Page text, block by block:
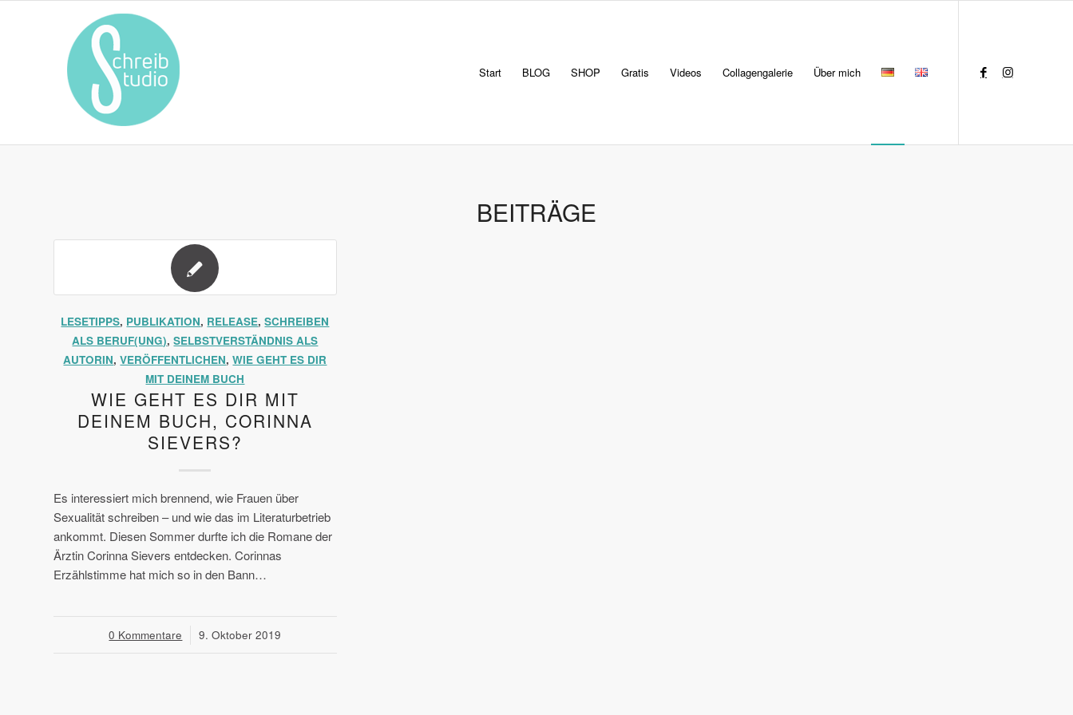
Start BLOG SHOP Gratis Videos Collagengalerie Über mich
BEITRÄGE
LESETIPPS, PUBLIKATION, RELEASE,SCHREIBEN
ALS BERUF(UNG),SELBSTVERSTÄNDNIS ALS
AUTORIN,VERÖFFENTLICHEN,WIE GEHT ES DIR
MIT DEINEM BUCH
WIE GEHT ES DIR MIT
DEINEM BUCH, CORINNA
SIEVERS?
Es interessiert mich brennend, wie Frauen über
Sexualität schreiben – und wie das im Literaturbetrieb
ankommt. Diesen Sommer durfte ich die Romane der
Ärztin Corinna Sievers entdecken. Corinnas
Erzählstimme hat mich so in den Bann…
0 Kommentare
/ 9. Oktober 2019